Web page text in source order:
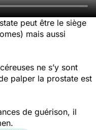
peut être le siège
mais aussi
ne s’y sont
palper la prostate est
de guérison, il